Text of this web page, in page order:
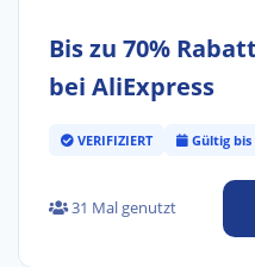
Bis zu 70%
bei AliExpress
VERIFIZIERT Gültig bis
31 Mal genutzt